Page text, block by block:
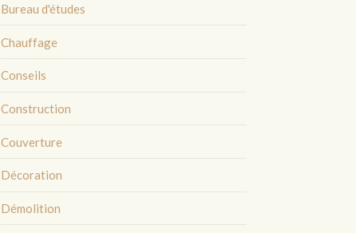
Bureau d'études
Chauffage
Conseils
Construction
Couverture
Décoration
Démolition